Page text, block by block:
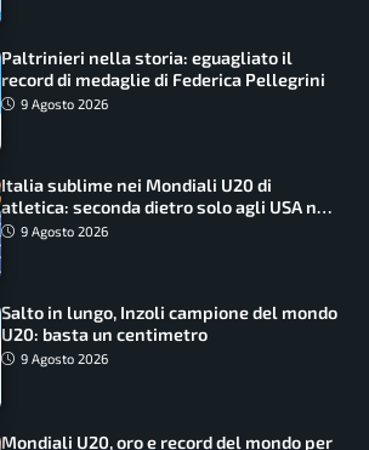
Paltrinieri nella storia: eguagliato il
record di medaglie di Federica Pellegrini
9 Agosto 2026
Italia sublime nei Mondiali U20 di
atletica: seconda dietro solo agli USA nel
medagliere
9 Agosto 2026
Salto in lungo, Inzoli campione del mondo
U20: basta un centimetro
9 Agosto 2026
Mondiali U20, oro e record del mondo per